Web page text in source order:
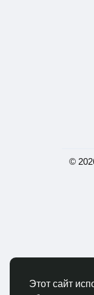
Этот сайт
©